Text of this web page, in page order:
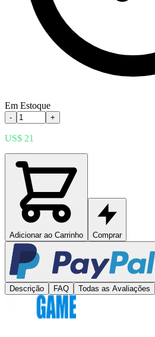
Em Estoque
- +
US$ 21
Adicionar ao Carrinho Comprar
Descrição
FAQ Todas as Avaliações